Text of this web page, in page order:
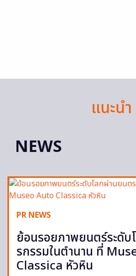
แนะนำ
NEWS
PR NEWS
ย้อนรอยภาพยนตร์ระดั
รกรรมในตำนาน ที่
Classica หัวหิน